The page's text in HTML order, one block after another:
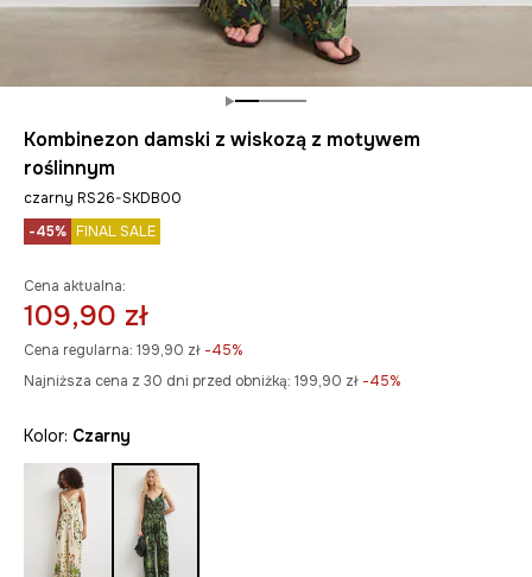
Kombinezon damski z wiskozą z motywem
roślinnym
czarny RS26-SKDB00
-45% FINAL SALE
Cena aktualna:
109,90 zł
Cena regularna: 199,90 zł -45%
Najniższa cena z 30 dni przed obniżką: 199,90 zł -45%
Kolor: czarny